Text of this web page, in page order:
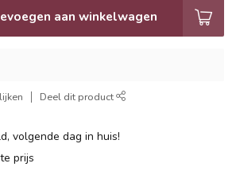
aan winkelwagen
Deel dit product
volgende dag in huis!
prijs